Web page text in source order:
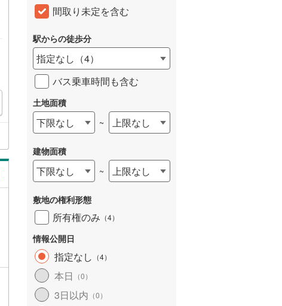
間取り未定を含む
駅からの徒歩分
指定なし （4）
バス乗車時間も含む
土地面積
下限なし ~ 上限なし
建物面積
下限なし ~ 上限なし
敷地の権利形態
所有権のみ （4）
情報公開日
指定なし （4）
本日 （0）
3日以内 （0）